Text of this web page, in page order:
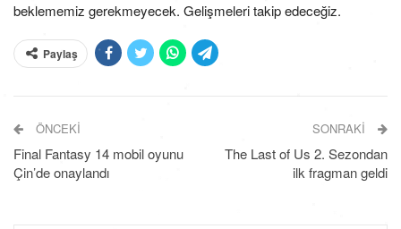
beklememiz gerekmeyecek. Gelişmeleri takip edeceğiz.
Paylaş
ÖNCEKI
Final Fantasy 14 mobil oyunu
Çin’de onaylandı
SONRAKI
The Last of Us 2. Sezondan
ilk fragman geldi